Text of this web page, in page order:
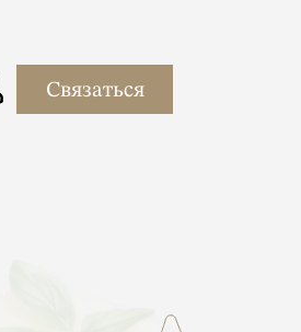
Связаться